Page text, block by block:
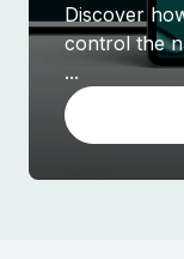
Discover
control the
...